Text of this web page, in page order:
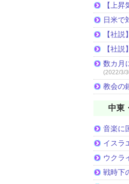
【上
日米で
【社
【社
数カ月
(2022/3/
教会の
中東
音楽に
イスラ
ウクラ
戦時下